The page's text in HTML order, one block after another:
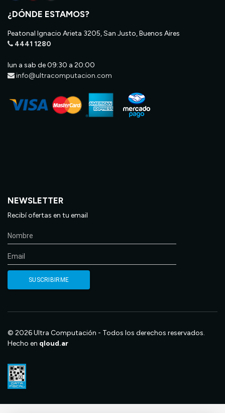
¿DÓNDE ESTAMOS?
Peatonal Ignacio Arieta 3205, San Justo, Buenos Aires
4441 1280
lun a sab de 09:30 a 20:00
info@ultracomputacion.com
NEWSLETTER
Recibí ofertas en tu email
© 2026 Ultra Computación - Todos los derechos reservados.
Hecho en qloud.ar